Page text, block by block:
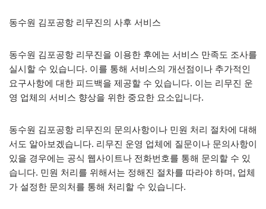
동수원 김포공항 리무진의 사후 서비스
동수원 김포공항 리무진을 이용한 후에는 서비스 만족도 조사를
실시할 수 있습니다. 이를 통해 서비스의 개선점이나 추가적인
요구사항에 대한 피드백을 제공할 수 있습니다. 이는 리무진 운
영 업체의 서비스 향상을 위한 중요한 요소입니다.
동수원 김포공항 리무진의 문의사항이나 민원 처리 절차에 대해
서도 알아보겠습니다. 리무진 운영 업체에 질문이나 문의사항이
있을 경우에는 공식 웹사이트나 전화번호를 통해 문의할 수 있
습니다. 민원 처리를 위해서는 정해진 절차를 따라야 하며, 업체
가 설정한 문의처를 통해 처리할 수 있습니다.